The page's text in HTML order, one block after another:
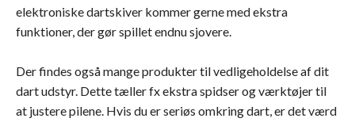
elektroniske dartskiver kommer gerne med ekstra
funktioner, der gør spillet endnu sjovere.
Der findes også mange produkter til vedligeholdelse af dit
dart udstyr. Dette tæller fx ekstra spidser og værktøjer til
at justere pilene. Hvis du er seriøs omkring dart, er det værd